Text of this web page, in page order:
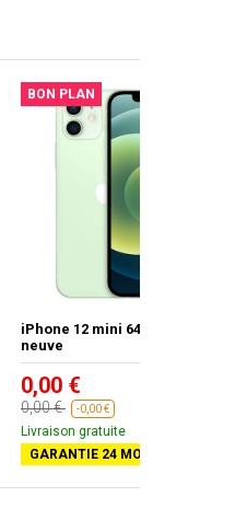
BON PLAN
iPhone 12 mini 64 Go - Batterie
neuve
0,00 €
0,00 € -0,00 €
Livraison gratuite
GARANTIE 24 MOIS